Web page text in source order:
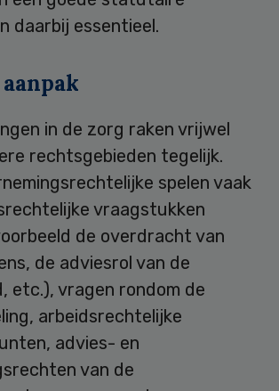
daarbij essentieel.
in de zorg raken vrijwel
rechtsgebieden tegelijk.
spelen vaak
vraagstukken
de overdracht van
de adviesrol van de
etc.), vragen rondom de
arbeidsrechtelijke
advies- en
van de